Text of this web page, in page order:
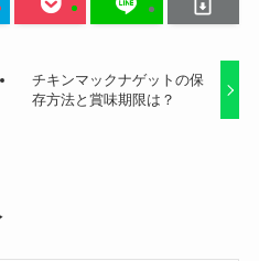
チキンマックナゲットの保
存方法と賞味期限は？